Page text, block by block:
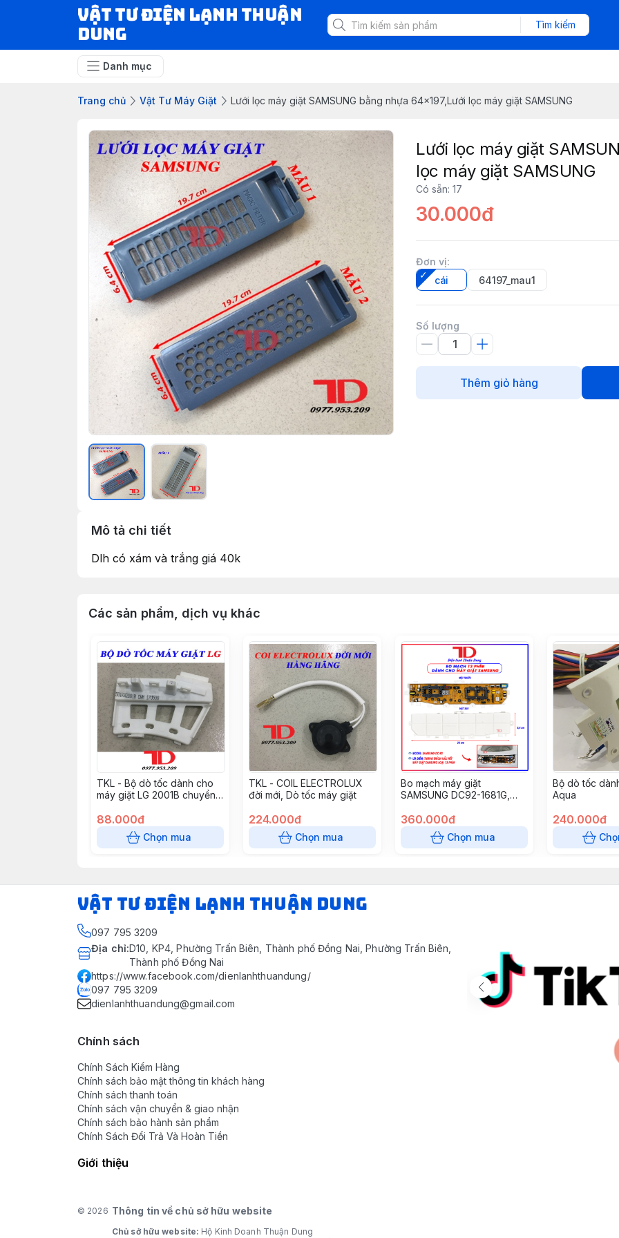
VẬT TƯ ĐIỆN LẠNH THUẬN
DUNG
Tìm kiếm
Danh mục
Trang chủ Vật Tư Máy Giặt Lưới lọc máy giặt SAMSUNG bằng nhựa 64x197,Lưới lọc máy giặt SAMSUNG
Lưới lọc máy giặt
lọc máy giặt SAMSUNG
Có sẵn: 17
30.000đ
Đơn vị:
cái
64197_mau1
Số lượng
Thêm giỏ hàng
Mô tả chi tiết
Dlh có xám và trắng giá 40k
Các sản phẩm, dịch vụ khác
TKL - Bộ dò tốc dành cho
máy giặt LG 2001B chuyển
88.000đ
Chọn mua
TKL - COIL ELECTROLUX
đời mới, Dò tốc máy giặt
224.000đ
Chọn mua
Bo mạch máy giặt
SAMSUNG DC92-1681G,
01449K, 01681A, 01681A,
01681F, 01764D, 01764E
đèn lệch 13 phím, DC41
360.000đ
Chọn mua
Bộ dò tốc
Aqua
240.000đ
VẬT TƯ ĐIỆN LẠNH THUẬN DUNG
097 795 3209
Địa chỉ:D10, KP4, Phường Trấn Biên, Thành phố Đồng Nai, Phường Trấn Biên,
Thành phố Đồng Nai
https://www.facebook.com/dienlanhthuandung/
097 795 3209
dienlanhthuandung@gmail.com
Chính sách
Chính Sách Kiểm Hàng
Chính sách bảo mật thông tin khách hàng
Chính sách thanh toán
Chính sách vận chuyển & giao nhận
Chính sách bảo hành sản phẩm
Chính Sách Đổi Trả Và Hoàn Tiền
Giới thiệu
© 2026 Thông tin về chủ sở hữu website
Chủ sở hữu website: Hộ Kinh Doanh Thuận Dung